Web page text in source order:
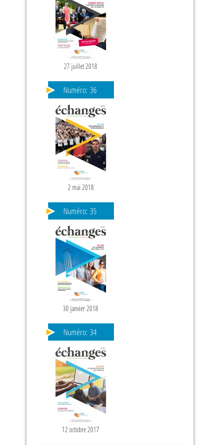
27 juillet 2018
Numéro: 36
2 mai 2018
Numéro: 35
30 janvier 2018
Numéro: 34
12 octobre 2017